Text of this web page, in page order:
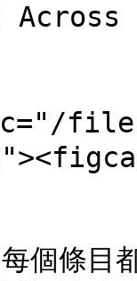
個條目